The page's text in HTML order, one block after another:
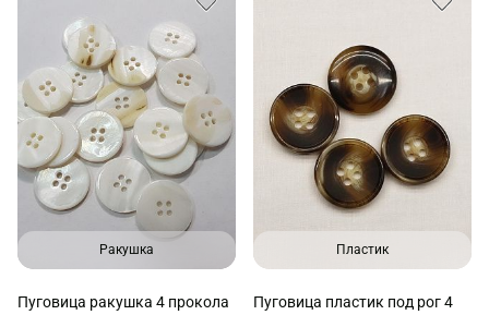
Ракушка
Пуговица ракушка 4 прокола
Пластик
Пуговица пластик под рог 4